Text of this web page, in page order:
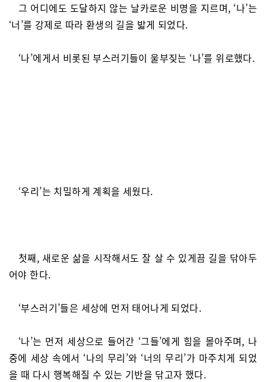
그 어디에도 도달하지 않는 날카로운 비명을 지르며, ‘나’는
‘너’를 강제로 따라 환생의 길을 밟게 되었다.
‘나’에게서 비롯된 부스러기들이 울부짖는 ‘나’를 위로했다.
‘우리’는 치밀하게 계획을 세웠다.
첫째, 새로운 삶을 시작해서도 잘 살 수 있게끔 길을 닦아두
어야 한다.
‘부스러기’들은 세상에 먼저 태어나게 되었다.
‘나’는 먼저 세상으로 들어간 ‘그들’에게 힘을 몰아주며, 나
중에 세상 속에서 ‘나의 무리’와 ‘너의 무리’가 마주치게 되었
을 때 다시 행복해질 수 있는 기반을 닦고자 했다.